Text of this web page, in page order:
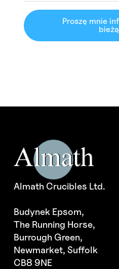
Proszę mnie
Almath Crucibles Ltd.
Budynek Epsom,
The Running Horse,
Burrough Green,
Newmarket, Suffolk
CB8 9NE